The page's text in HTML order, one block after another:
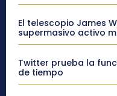
El telescopio James
supermasivo activo
Twitter prueba la
de tiempo